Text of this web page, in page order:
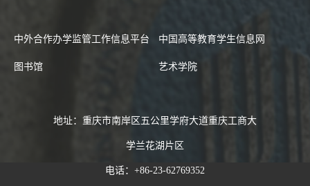
中外合作办学监管工作信息平台 中国高等教育学生信息网
图书馆 艺术学院
地址：重庆市南岸区五公里学府大道重庆工商大
学兰花湖片区
电话：+86-23-62769352